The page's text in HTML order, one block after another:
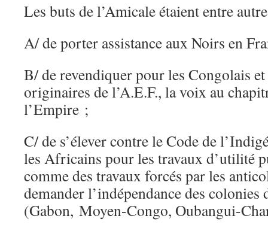
Les buts de l’Amicale étaient entre
A/ de porter assistance aux Noirs en
B/ de revendiquer pour les Congolais
originaires de l’A.E.F., la voix au
l’Empire ;
C/ de s’élever contre le Code de
les Africains pour les travaux d’utilité
comme des travaux forcés par les
demander l’indépendance des colonies
(Gabon, Moyen-Congo, Oubangui-